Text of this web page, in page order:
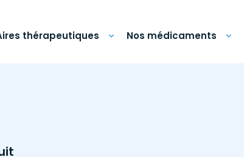
thérapeutiques Nos médicaments